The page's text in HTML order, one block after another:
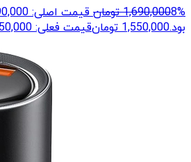
8%
1,690,000 تومان
بود.1,550,000 تومانقیمت فعلی: 1,550,000 تومان.